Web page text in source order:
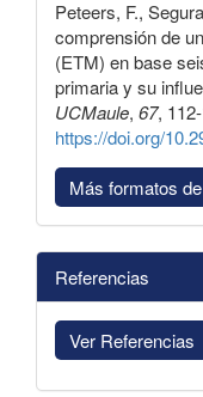
Peteers, F.,
comprensión de
(ETM) en base
primaria y su
UCMaule, 67,
https://doi.org/
Más formatos
Referencias
Ver Referencias